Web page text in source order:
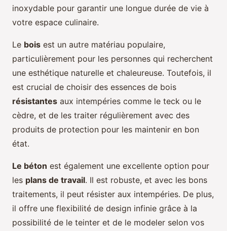
inoxydable pour garantir une longue durée de vie à
votre espace culinaire.
Le bois est un autre matériau populaire,
particulièrement pour les personnes qui recherchent
une esthétique naturelle et chaleureuse. Toutefois, il
est crucial de choisir des essences de bois
résistantes aux intempéries comme le teck ou le
cèdre, et de les traiter régulièrement avec des
produits de protection pour les maintenir en bon
état.
Le béton est également une excellente option pour
les plans de travail. Il est robuste, et avec les bons
traitements, il peut résister aux intempéries. De plus,
il offre une flexibilité de design infinie grâce à la
possibilité de le teinter et de le modeler selon vos